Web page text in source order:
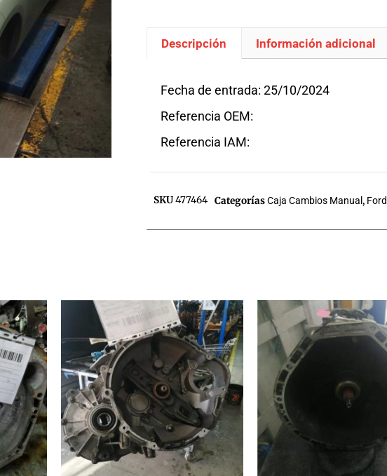
Descripción Información adicional
Fecha de entrada: 25/10/2024
Referencia OEM:
Referencia IAM:
SKU477464 CategoríasCaja Cambios Manual , Ford